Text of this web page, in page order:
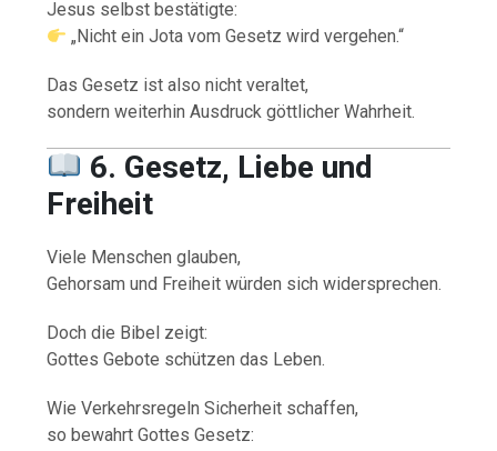
Jesus selbst bestätigte:
„Nicht ein Jota vom Gesetz wird vergehen.“
Das Gesetz ist also nicht veraltet,
sondern weiterhin Ausdruck göttlicher Wahrheit.
6. Gesetz, Liebe und
Freiheit
Viele Menschen glauben,
Gehorsam und Freiheit würden sich widersprechen.
Doch die Bibel zeigt:
Gottes Gebote schützen das Leben.
Wie Verkehrsregeln Sicherheit schaffen,
so bewahrt Gottes Gesetz: